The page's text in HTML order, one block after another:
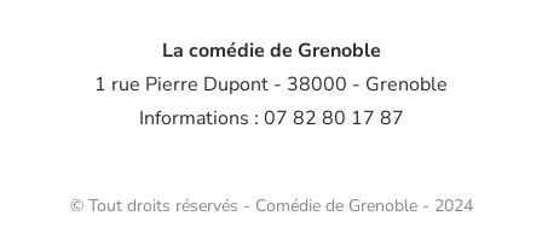
La comédie de Grenoble
1 rue Pierre Dupont - 38000 - Grenoble
Informations : 07 82 80 17 87
© Tout droits réservés - Comédie de Grenoble - 2024